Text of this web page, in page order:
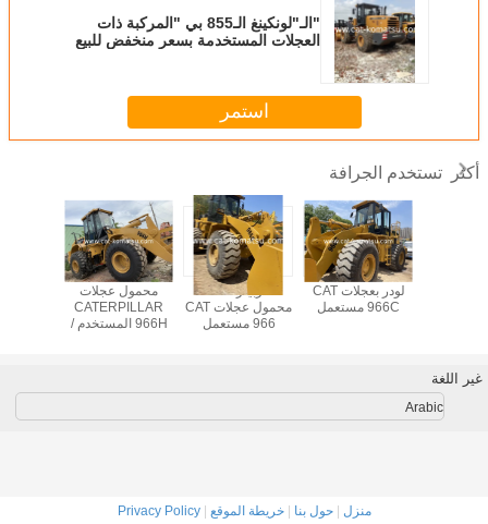
"الـ"لونكينغ الـ855 بي "المركبة ذات
العجلات المستخدمة بسعر منخفض للبيع
استمر
أكثر تستخدم الجرافة
محمول عجلات
CATERPILLAR
966H المستخدم /
كاتربيلر 966C
محمول عجلات CAT
966 مستعمل
لودر بعجلات CAT
966C مستعمل
غير اللغة
Arabic
منزل |حول بنا |خريطة الموقع |
Privacy Policy